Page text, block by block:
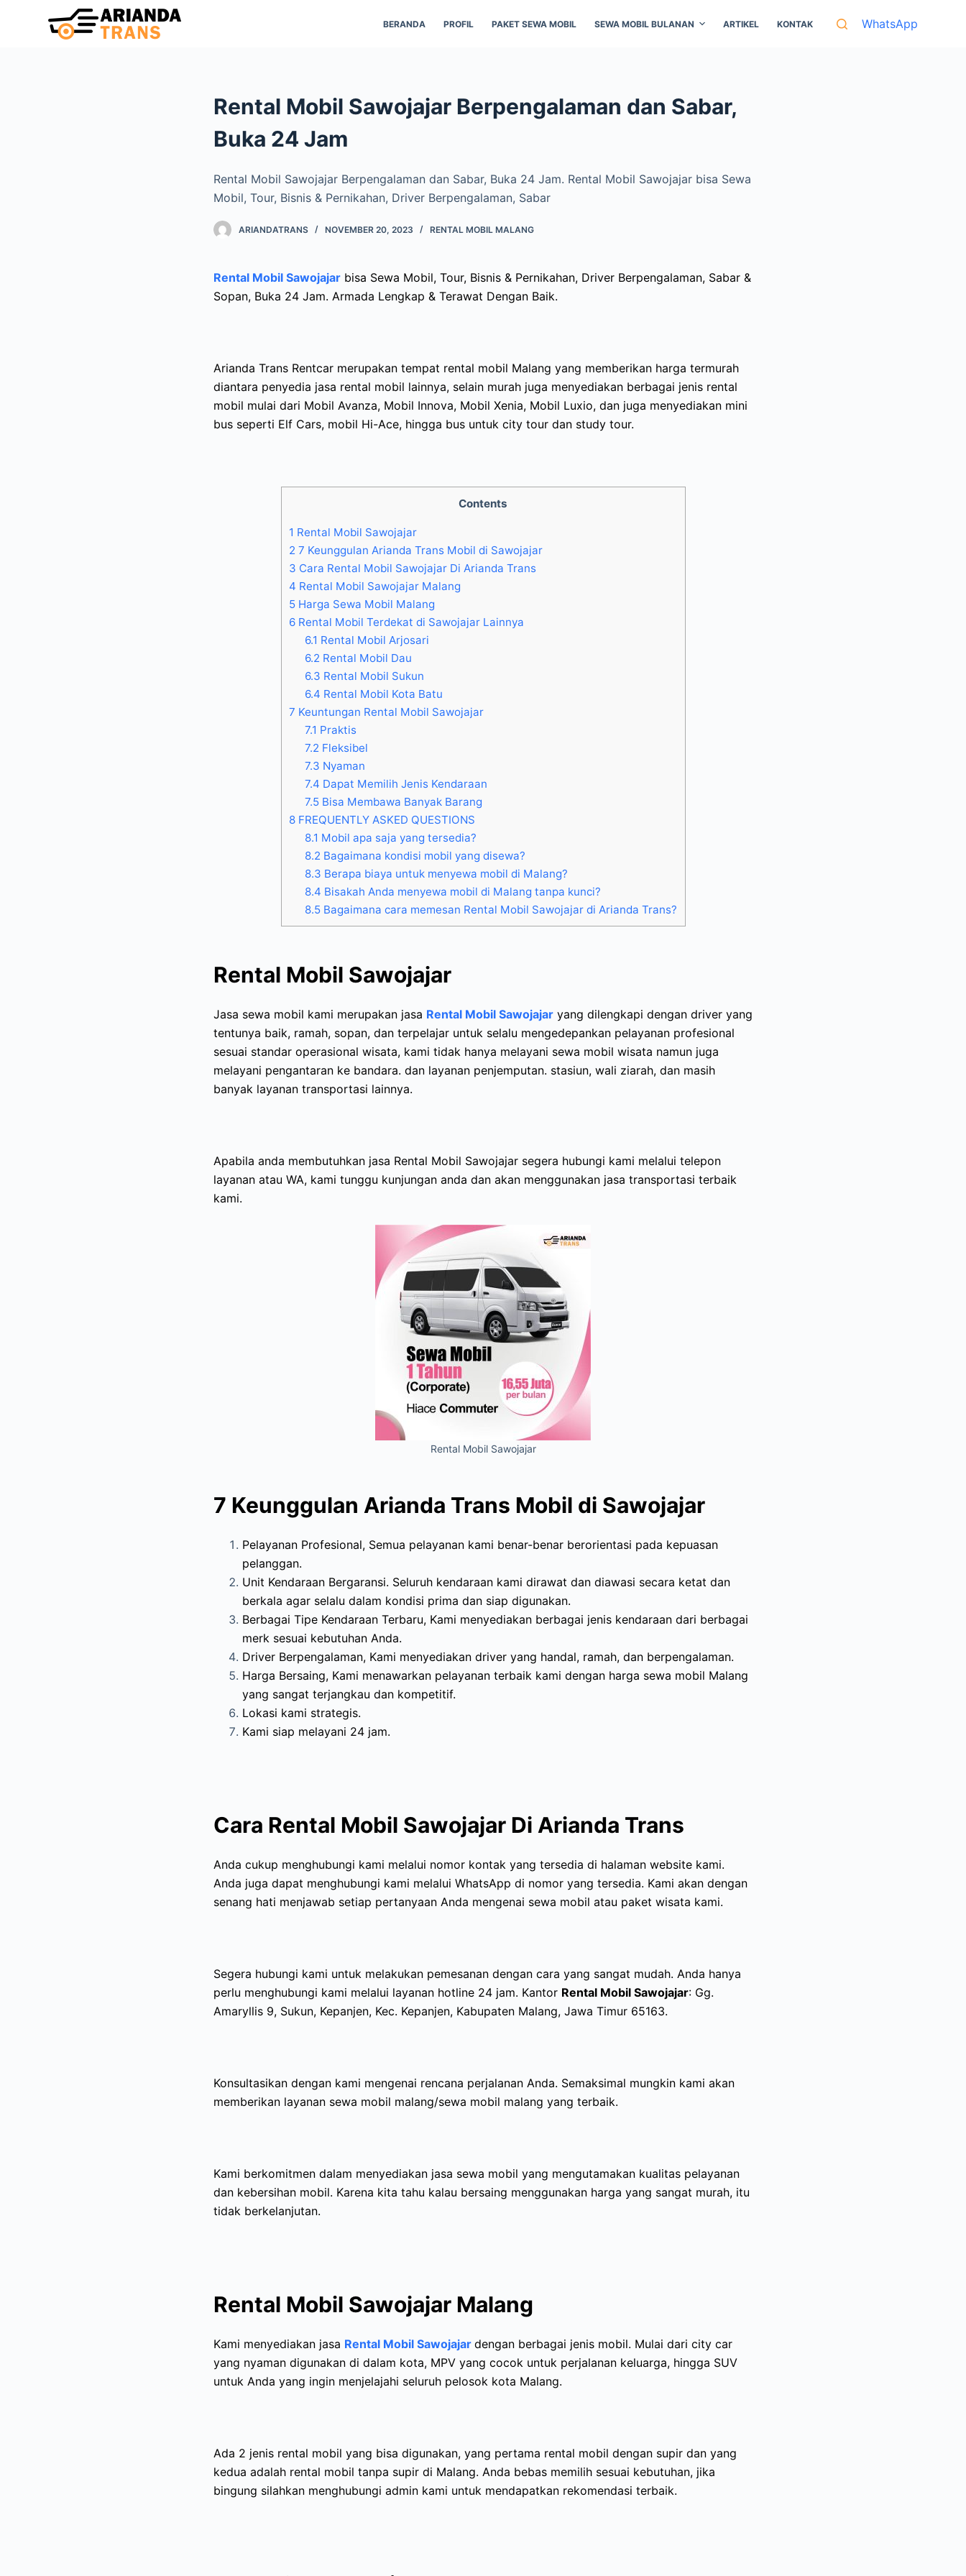
BERANDA PROFIL PAKET SEWA MOBIL SEWA MOBIL BULANAN ARTIKEL KONTAK WhatsApp
Rental Mobil Sawojajar Berpengalaman dan Sabar,
Buka 24 Jam
Rental Mobil Sawojajar Berpengalaman dan Sabar, Buka 24 Jam. Rental Mobil Sawojajar bisa Sewa
Mobil, Tour, Bisnis & Pernikahan, Driver Berpengalaman, Sabar
ARIANDATRANS NOVEMBER 20, 2023 RENTAL MOBIL MALANG
Rental Mobil Sawojajar bisa Sewa Mobil, Tour, Bisnis & Pernikahan, Driver Berpengalaman, Sabar &
Sopan, Buka 24 Jam. Armada Lengkap & Terawat Dengan Baik.
Arianda Trans Rentcar merupakan tempat rental mobil Malang yang memberikan harga termurah
diantara penyedia jasa rental mobil lainnya, selain murah juga menyediakan berbagai jenis rental
mobil mulai dari Mobil Avanza, Mobil Innova, Mobil Xenia, Mobil Luxio, dan juga menyediakan mini
bus seperti Elf Cars, mobil Hi-Ace, hingga bus untuk city tour dan study tour.
Contents
1 Rental Mobil Sawojajar
2 7 Keunggulan Arianda Trans Mobil di Sawojajar
3 Cara Rental Mobil Sawojajar Di Arianda Trans
4 Rental Mobil Sawojajar Malang
5Harga Sewa Mobil Malang
6Rental Mobil Terdekat di Sawojajar Lainnya
6.1 Rental Mobil Arjosari
6.2 Rental Mobil Dau
6.3 Rental Mobil Sukun
6.4 Rental Mobil Kota Batu
7 Keuntungan Rental Mobil Sawojajar
7.1 Praktis
7.2 Fleksibel
7.3 Nyaman
7.4 Dapat Memilih Jenis Kendaraan
7.5 Bisa Membawa Banyak Barang
8FREQUENTLY ASKED QUESTIONS
8.1 Mobil apa saja yang tersedia?
8.2 Bagaimana kondisi mobil yang disewa?
8.3 Berapa biaya untuk menyewa mobil di Malang?
8.4 Bisakah Anda menyewa mobil di Malang tanpa kunci?
8.5 Bagaimana cara memesan Rental Mobil Sawojajar di Arianda Trans?
Rental Mobil Sawojajar
Jasa sewa mobil kami merupakan jasa Rental Mobil Sawojajar yang dilengkapi dengan driver yang
tentunya baik, ramah, sopan, dan terpelajar untuk selalu mengedepankan pelayanan profesional
sesuai standar operasional wisata, kami tidak hanya melayani sewa mobil wisata namun juga
melayani pengantaran ke bandara. dan layanan penjemputan. stasiun, wali ziarah, dan masih
banyak layanan transportasi lainnya.
Apabila anda membutuhkan jasa Rental Mobil Sawojajar segera hubungi kami melalui telepon
layanan atau WA, kami tunggu kunjungan anda dan akan menggunakan jasa transportasi terbaik
kami.
Rental Mobil Sawojajar
7 Keunggulan Arianda Trans Mobil di Sawojajar
Pelayanan Profesional, Semua pelayanan kami benar-benar berorientasi pada kepuasan
pelanggan.
Unit Kendaraan Bergaransi. Seluruh kendaraan kami dirawat dan diawasi secara ketat dan
berkala agar selalu dalam kondisi prima dan siap digunakan.
Berbagai Tipe Kendaraan Terbaru, Kami menyediakan berbagai jenis kendaraan dari berbagai
merk sesuai kebutuhan Anda.
Driver Berpengalaman, Kami menyediakan driver yang handal, ramah, dan berpengalaman.
Harga Bersaing, Kami menawarkan pelayanan terbaik kami dengan harga sewa mobil Malang
yang sangat terjangkau dan kompetitif.
Lokasi kami strategis.
Kami siap melayani 24 jam.
Cara Rental Mobil Sawojajar Di Arianda Trans
Anda cukup menghubungi kami melalui nomor kontak yang tersedia di halaman website kami.
Anda juga dapat menghubungi kami melalui WhatsApp di nomor yang tersedia. Kami akan dengan
senang hati menjawab setiap pertanyaan Anda mengenai sewa mobil atau paket wisata kami.
Segera hubungi kami untuk melakukan pemesanan dengan cara yang sangat mudah. Anda hanya
perlu menghubungi kami melalui layanan hotline 24 jam. Kantor Rental Mobil Sawojajar: Gg.
Amaryllis 9, Sukun, Kepanjen, Kec. Kepanjen, Kabupaten Malang, Jawa Timur 65163.
Konsultasikan dengan kami mengenai rencana perjalanan Anda. Semaksimal mungkin kami akan
memberikan layanan sewa mobil malang/sewa mobil malang yang terbaik.
Kami berkomitmen dalam menyediakan jasa sewa mobil yang mengutamakan kualitas pelayanan
dan kebersihan mobil. Karena kita tahu kalau bersaing menggunakan harga yang sangat murah, itu
tidak berkelanjutan.
Rental Mobil Sawojajar Malang
Kami menyediakan jasa Rental Mobil Sawojajar dengan berbagai jenis mobil. Mulai dari city car
yang nyaman digunakan di dalam kota, MPV yang cocok untuk perjalanan keluarga, hingga SUV
untuk Anda yang ingin menjelajahi seluruh pelosok kota Malang.
Ada 2 jenis rental mobil yang bisa digunakan, yang pertama rental mobil dengan supir dan yang
kedua adalah rental mobil tanpa supir di Malang. Anda bebas memilih sesuai kebutuhan, jika
bingung silahkan menghubungi admin kami untuk mendapatkan rekomendasi terbaik.